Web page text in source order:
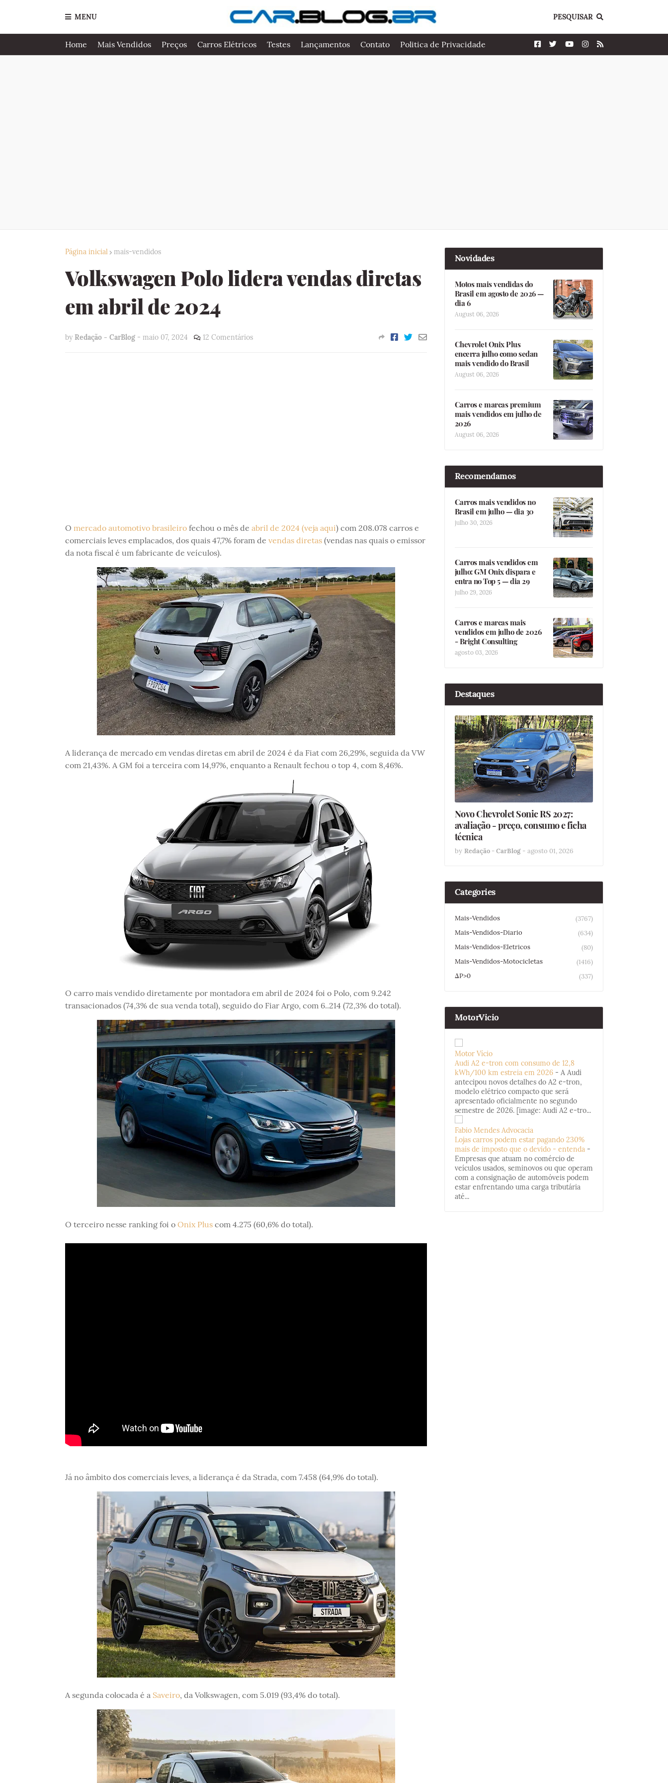
MENU PESQUISAR
Home Mais Vendidos Preços Carros Elétricos Testes Lançamentos Contato Politica de Privacidade
Página inicial mais-vendidos
Volkswagen Polo lidera vendas diretas
em abril de 2024
by Redação - CarBlog - maio 07, 2024 12 Comentários
O mercado automotivo brasileirofechou o mês de abril de 2024 (veja aqui) com 208.078 carros e
comerciais leves emplacados, dos quais 47,7% foram de vendas diretas(vendas nas quais o emissor
da nota fiscal é um fabricante de veículos).
A liderança de mercado em vendas diretas em abril de 2024 é da Fiat com 26,29%, seguida da VW
com 21,43%. A GM foi a terceira com 14,97%, enquanto a Renault fechou o top 4, com 8,46%.
O carro mais vendido diretamente por montadora em abril de 2024 foi o Polo, com 9.242
transacionados (74,3% de sua venda total), seguido do Fiar Argo, com 6..214 (72,3% do total).
O terceiro nesse ranking foi o Onix Pluscom 4.275 (60,6% do total).
Já no âmbito dos comerciais leves, a liderança é da Strada, com 7.458 (64,9% do total).
A segunda colocada é a Saveiro, da Volkswagen, com 5.019 (93,4% do total).
Novidades
Motos mais vendidas do
Brasil em agosto de 2026 —
dia 6
August 06, 2026
Chevrolet Onix Plus
encerra julho como sedan
mais vendido do Brasil
August 06, 2026
Carros e marcas premium
mais vendidos em julho de
2026
August 06, 2026
Recomendamos
Carros mais vendidos no
Brasil em julho — dia 30
julho 30, 2026
Carros mais vendidos em
julho: GM Onix dispara e
entra no Top 5 — dia 29
julho 29, 2026
Carros e marcas mais
vendidos em julho de 2026
- Bright Consulting
agosto 03, 2026
Destaques
Novo Chevrolet Sonic RS 2027:
avaliação - preço, consumo e ficha
técnica
by Redação - CarBlog - agosto 01, 2026
Categories
Mais-Vendidos
(3767)
Mais-Vendidos-Diario
(634)
Mais-Vendidos-Eletricos
(80)
Mais-Vendidos-Motocicletas
(1416)
ΔP>0
(337)
MotorVicio
Motor Vício
Audi A2 e-tron com consumo de 12,8
kWh/100 km estreia em 2026 - A Audi
antecipou novos detalhes do A2 e-tron,
modelo elétrico compacto que será
apresentado oficialmente no segundo
semestre de 2026. [image: Audi A2 e-tro...
Fabio Mendes Advocacia
Lojas carros podem estar pagando 230%
mais de imposto que o devido - entenda -
Empresas que atuam no comércio de
veículos usados, seminovos ou que operam
com a consignação de automóveis podem
estar enfrentando uma carga tributária
até...